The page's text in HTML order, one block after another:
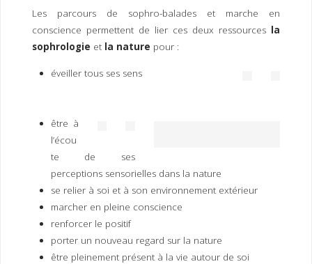
Les parcours de sophro-balades et marche en
conscience permettent de lier ces deux ressources
la
sophrologie et la nature pour :
éveiller tous ses sens
être à
l’écou
te de ses
perceptions sensorielles dans la nature
se relier à soi et à son environnement extérieur
marcher en pleine conscience
renforcer le positif
porter un nouveau regard sur la nature
être pleinement présent à la vie autour de soi